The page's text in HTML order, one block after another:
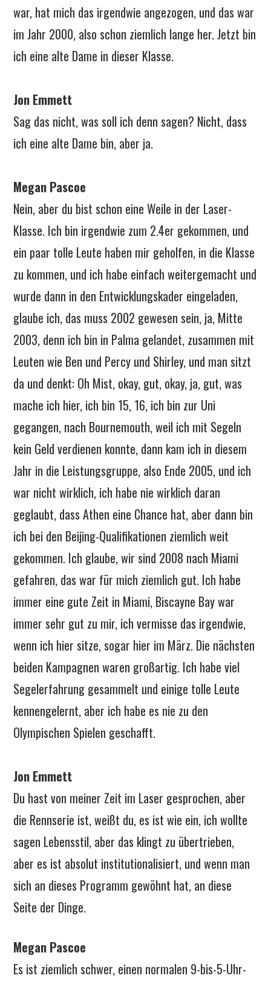
war, hat mich das irgendwie angezogen, und das war
im Jahr 2000, also schon ziemlich lange her. Jetzt bin
ich eine alte Dame in dieser Klasse.
Jon Emmett
Sag das nicht, was soll ich denn sagen? Nicht, dass
ich eine alte Dame bin, aber ja.
Megan Pascoe
Nein, aber du bist schon eine Weile in der Laser-
Klasse. Ich bin irgendwie zum 2.4er gekommen, und
ein paar tolle Leute haben mir geholfen, in die Klasse
zu kommen, und ich habe einfach weitergemacht und
wurde dann in den Entwicklungskader eingeladen,
glaube ich, das muss 2002 gewesen sein, ja, Mitte
2003, denn ich bin in Palma gelandet, zusammen mit
Leuten wie Ben und Percy und Shirley, und man sitzt
da und denkt: Oh Mist, okay, gut, okay, ja, gut, was
mache ich hier, ich bin 15, 16, ich bin zur Uni
gegangen, nach Bournemouth, weil ich mit Segeln
kein Geld verdienen konnte, dann kam ich in diesem
Jahr in die Leistungsgruppe, also Ende 2005, und ich
war nicht wirklich, ich habe nie wirklich daran
geglaubt, dass Athen eine Chance hat, aber dann bin
ich bei den Beijing-Qualifikationen ziemlich weit
gekommen. Ich glaube, wir sind 2008 nach Miami
gefahren, das war für mich ziemlich gut. Ich habe
immer eine gute Zeit in Miami, Biscayne Bay war
immer sehr gut zu mir, ich vermisse das irgendwie,
wenn ich hier sitze, sogar hier im März. Die nächsten
beiden Kampagnen waren großartig. Ich habe viel
Segelerfahrung gesammelt und einige tolle Leute
kennengelernt, aber ich habe es nie zu den
Olympischen Spielen geschafft.
Jon Emmett
Du hast von meiner Zeit im Laser gesprochen, aber
die Rennserie ist, weißt du, es ist wie ein, ich wollte
sagen Lebensstil, aber das klingt zu übertrieben,
aber es ist absolut institutionalisiert, und wenn man
sich an dieses Programm gewöhnt hat, an diese
Seite der Dinge.
Megan Pascoe
Es ist ziemlich schwer, einen normalen 9-bis-5-Uhr-